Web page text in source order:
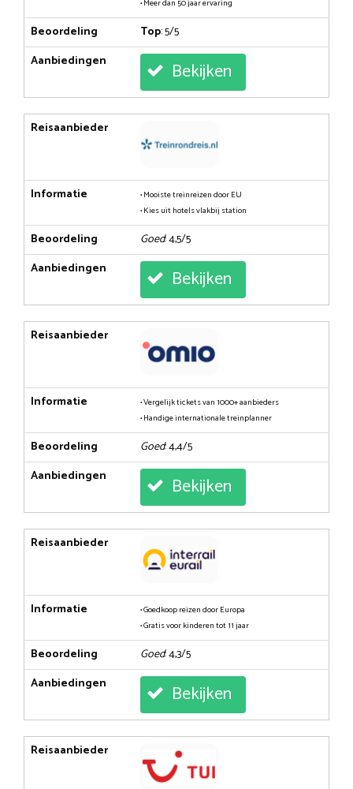
• Meer dan 50 jaar ervaring
Beoordeling Top: 5/5
Aanbiedingen
Bekijken
Reisaanbieder
Informatie
• Mooiste treinreizen door EU
• Kies uit hotels vlakbij station
Beoordeling Goed: 4,5/5
Aanbiedingen
Bekijken
Reisaanbieder
Informatie
• Vergelijk tickets van 1000+ aanbieders
• Handige internationale treinplanner
Beoordeling Goed: 4,4/5
Aanbiedingen
Bekijken
Reisaanbieder
Informatie
• Goedkoop reizen door Europa
• Gratis voor kinderen tot 11 jaar
Beoordeling Goed: 4,3/5
Aanbiedingen
Bekijken
Reisaanbieder